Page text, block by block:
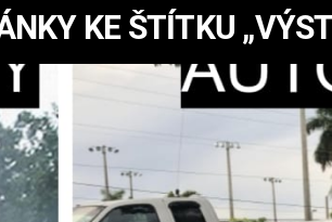
CHUCK
NORRIS
KE ŠTÍTKU